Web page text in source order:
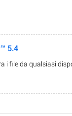
5.4
i file da qualsiasi